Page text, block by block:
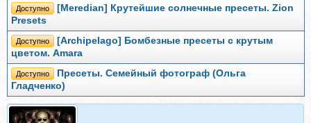
Доступно
[Meredian] Крутейшие солнечные пресеты. Zion
Presets
Доступно
[Archipelago] Бомбезные пресеты с крутым
цветом. Amara
Доступно
Пресеты. Семейный фотограф (Ольга
Гладченко)